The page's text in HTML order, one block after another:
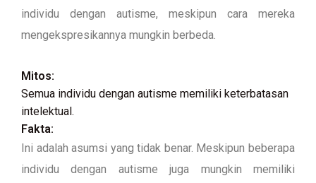
individu dengan autisme, meskipun cara mereka
mengekspresikannya mungkin berbeda.
Mitos:
Semua individu dengan autisme memiliki keterbatasan
intelektual.
Fakta:
Ini adalah asumsi yang tidak benar. Meskipun beberapa
individu dengan autisme juga mungkin memiliki